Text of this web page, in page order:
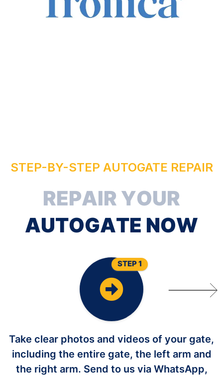
STEP-BY-STEP AUTOGATE REPAIR
REP
A
I
A
U
Take clear photos and videos of your gate,
including the entire gate, the left arm and
the right arm. Send to us via WhatsApp,
STEP 1